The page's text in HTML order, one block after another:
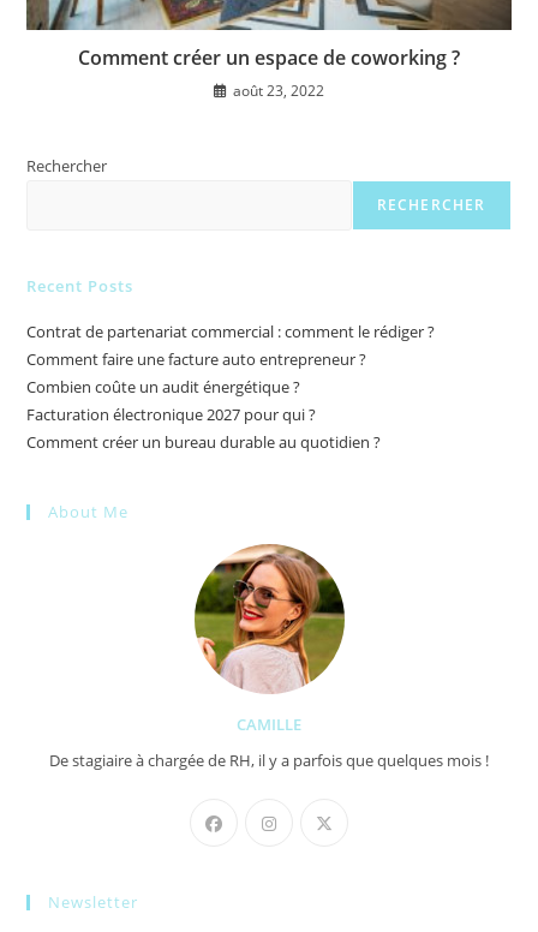
Comment créer un espace de coworking ?
août 23, 2022
Rechercher
RECHERCHER
Recent Posts
Contrat de partenariat commercial : comment le rédiger ?
Comment faire une facture auto entrepreneur ?
Combien coûte un audit énergétique ?
Facturation électronique 2027 pour qui ?
Comment créer un bureau durable au quotidien ?
About Me
CAMILLE
De stagiaire à chargée de RH, il y a parfois que quelques mois !
Newsletter